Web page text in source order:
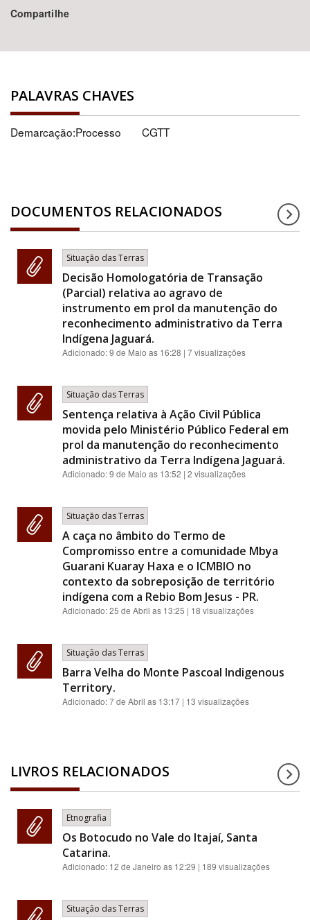
Compartilhe
PALAVRAS CHAVES
Demarcação:Processo CGTT
DOCUMENTOS RELACIONADOS
Situação das Terras
Decisão Homologatória de Transação
(Parcial) relativa ao agravo de
instrumento em prol da manutenção do
reconhecimento administrativo da Terra
Indígena Jaguará.
Adicionado:9 de Maio as 16:28 | 7 visualizações
Situação das Terras
Sentença relativa à Ação Civil Pública
movida pelo Ministério Público Federal em
prol da manutenção do reconhecimento
administrativo da Terra Indígena Jaguará.
Adicionado:9 de Maio as 13:52 | 2 visualizações
Situação das Terras
A caça no âmbito do Termo de
Compromisso entre a comunidade Mbya
Guarani Kuaray Haxa e o ICMBIO no
contexto da sobreposição de território
indígena com a Rebio Bom Jesus - PR.
Adicionado:25 de Abril as 13:25 | 18 visualizações
Situação das Terras
Barra Velha do Monte Pascoal Indigenous
Territory.
Adicionado:7 de Abril as 13:17 | 13 visualizações
LIVROS RELACIONADOS
Etnografia
Os Botocudo no Vale do Itajaí, Santa
Catarina.
Adicionado: 12 de Janeiro as 12:29 | 189 visualizações
Situação das Terras